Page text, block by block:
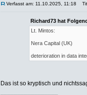
Verfasst am: 11.10.2025, 11:18
Richard73 hat
Lt. Mintos:
Nera Capital (UK)
deterioration in data
Das ist so kryptisch und